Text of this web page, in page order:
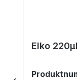
allerdings
Elko